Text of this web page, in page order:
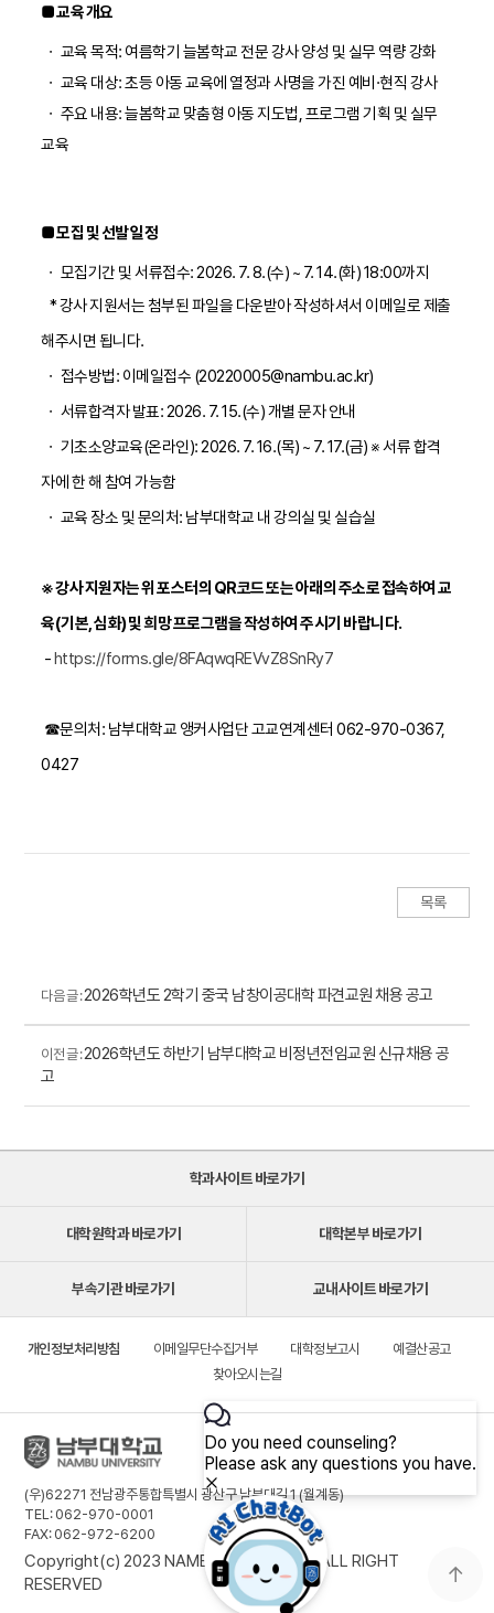
■ 교육 개요
ㆍ 교육 목적: 여름학기 늘봄학교 전문 강사 양성 및 실무 역량 강화
ㆍ 교육 대상: 초등 아동 교육에 열정과 사명을 가진 예비·현직 강사
ㆍ 주요 내용: 늘봄학교 맞춤형 아동 지도법, 프로그램 기획 및 실무
교육
■모집 및 선발 일정
ㆍ 모집기간 및 서류접수: 2026. 7. 8.(수) ~ 7. 14.(화) 18:00까지
* 강사 지원서는 첨부된 파일을 다운받아 작성하셔서 이메일로 제출
해주시면 됩니다.
ㆍ 접수방법: 이메일접수 (20220005@nambu.ac.kr)
ㆍ 서류합격자 발표: 2026. 7. 15.(수) 개별 문자 안내
ㆍ 기초소양교육(온라인): 2026. 7. 16.(목) ~ 7. 17.(금) ※ 서류 합격
자에 한 해 참여 가능함
ㆍ 교육 장소 및 문의처: 남부대학교 내 강의실 및 실습실
※ 강사 지원자는 위 포스터의 QR코드 또는 아래의 주소로 접속하여 교
육(기본, 심화) 및 희망 프로그램을 작성하여 주시기 바랍니다.
-https://forms.gle/8FAqwqREVvZ8SnRy7
☎문의처: 남부대학교 앵커사업단 고교연계센터062-970-0367,
0427
목록
다음 글 :2026학년도 2학기 중국 남창이공대학 파견교원 채용 공고
이전 글 :2026학년도 하반기 남부대학교 비정년전임교원 신규채용 공
고
학과사이트 바로가기
대학원학과 바로가기 대학본부 바로가기
부속기관 바로가기 교내사이트 바로가기
개인정보처리방침 이메일무단수집거부 대학정보고시
예결산공고
찾아오시는길
(우)62271 전남광주통합특별시 광산구 남부대길 1 (월계동)
TEL: 062-970-0001
FAX: 062-972-6200
Copyright(c) 2023 NAMBU UNIVERSITY. ALL RIGHT
RESERVED